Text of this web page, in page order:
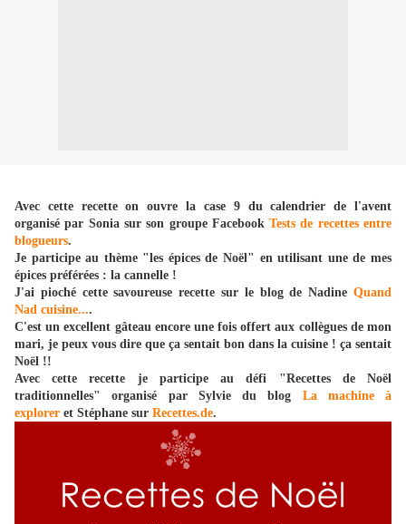
Avec cette recette on ouvre la case 9 du calendrier de l'avent
organisé par Sonia sur son groupe FacebookTests de recettes entre
blogueurs.
Je participe au thème "les épices de Noël" en utilisant une de mes
épices préférées : la cannelle !
J'ai pioché cette savoureuse recette sur le blog de Nadine Quand
Nad cuisine....
C'est un excellent gâteau encore une fois offert aux collègues de mon
mari, je peux vous dire que ça sentait bon dans la cuisine ! ça sentait
Noël !!
Avec cette recette je participe au défi "Recettes de Noël
traditionnelles" organisé par Sylvie du blog La machine à
explorer et Stéphane sur Recettes.de.